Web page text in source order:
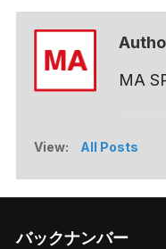
MA
View: All Posts
バックナンバー